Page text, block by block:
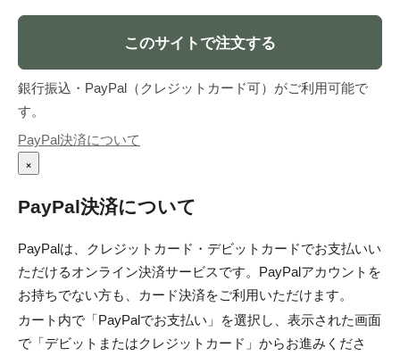
このサイトで注文する
銀行振込・PayPal（クレジットカード可）がご利用可能で
す。
PayPal決済について
×
PayPal決済について
PayPalは、クレジットカード・デビットカードでお支払いい
ただけるオンライン決済サービスです。PayPalアカウントを
お持ちでない方も、カード決済をご利用いただけます。
カート内で「PayPalでお支払い」を選択し、表示された画面
で「デビットまたはクレジットカード」からお進みくださ